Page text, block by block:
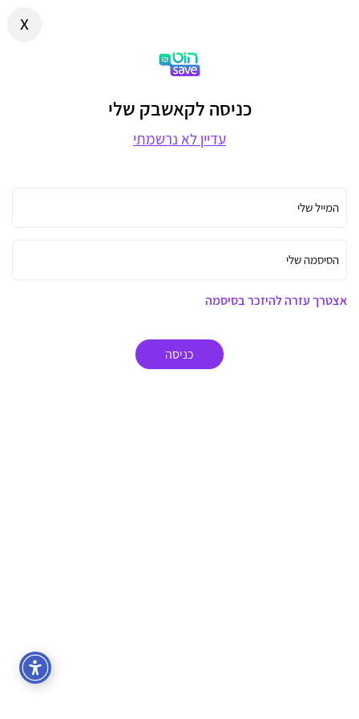
x
כניסה לקאשבק שלי
עדיין לא נרשמתי
המייל שלי
הסיסמה שלי
אצטרך עזרה להיזכר בסיסמה
כניסה